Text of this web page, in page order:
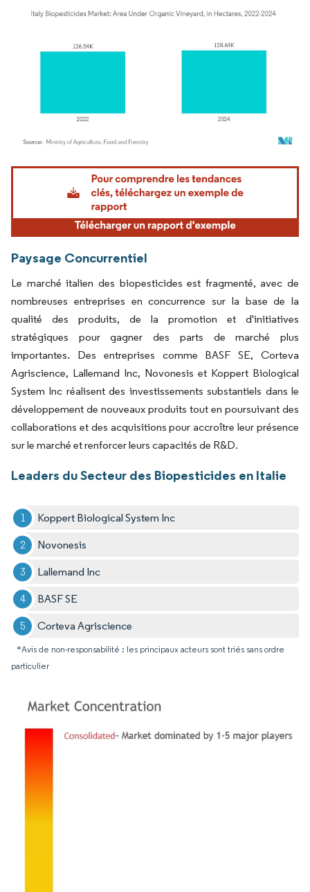
Image © Mordor Intelligence. La réutilisation nécessite une attribution sous CC BY
Paysage Concurrentiel
Le marché italien des biopesticides est fragmenté, avec de
nombreuses entreprises en concurrence sur la base de la
qualité des produits, de la promotion et d'initiatives
stratégiques pour gagner des parts de marché plus
importantes. Des entreprises comme BASF SE, Corteva
Agriscience, Lallemand Inc, Novonesis et Koppert Biological
System Inc réalisent des investissements substantiels dans le
développement de nouveaux produits tout en poursuivant des
collaborations et des acquisitions pour accroître leur présence
sur le marché et renforcer leurs capacités de R&D.
Leaders du Secteur des Biopesticides en Italie
Koppert Biological System Inc
Novonesis
Lallemand Inc
BASF SE
Corteva Agriscience
*Avis de non-responsabilité : les principaux acteurs sont triés sans ordre
particulier